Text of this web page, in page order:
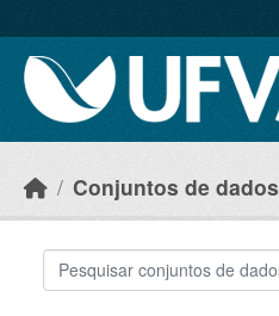
Conjuntos de dados